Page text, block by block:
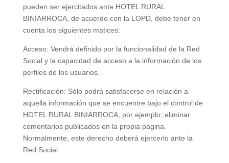
pueden ser ejercitados ante HOTEL RURAL
BINIARROCA, de acuerdo con la LOPD, debe tener en
cuenta los siguientes matices:
Acceso: Vendrá definido por la funcionalidad de la Red
Social y la capacidad de acceso a la información de los
perfiles de los usuarios.
Rectificación: Sólo podrá satisfacerse en relación a
aquella información que se encuentre bajo el control de
HOTEL RURAL BINIARROCA, por ejemplo, eliminar
comentarios publicados en la propia página.
Normalmente, este derecho deberá ejercerlo ante la
Red Social.